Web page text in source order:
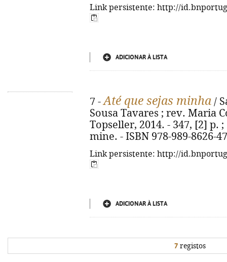
Link persistente: http://
ADICIONAR À LISTA
7 -Até que sejas minha /
Sousa Tavares ; rev. Maria
Topseller, 2014. - 347, [2] p.
mine. - ISBN 978-989-8626-
Link persistente: http://
ADICIONAR À LISTA
7 registos